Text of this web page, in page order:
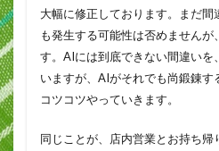
大幅に修正しております。まだ間
も発生する可能性は否めませんが
す。AIには到底できない間違いを
いますが、AIがそれでも尚鍛錬す
コツコツやっていきます。
同じことが、店内営業とお持ち帰